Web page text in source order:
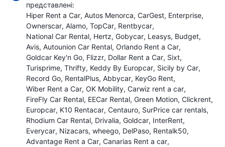
представлені:
Hiper Rent a Car Autos Menorca CarGest Enterprise
Ownerscar Alamo TopCar Rentbycar
National Car Rental Hertz Gobycar Leasys Budget
Avis Autounion Car Rental Orlando Rent a Car
Goldcar Key'n Go Flizzr Dollar Rent a Car Sixt
Turisprime Thrifty Keddy By Europcar Sicily by Car
Record Go RentalPlus Abbycar KeyGo Rent
Wiber Rent a Car OK Mobility Carwiz rent a car
FireFly Car Rental EECar Rental Green Motion Clickrent
Europcar K10 Rentacar Centauro SurPrice car rentals
Rhodium Car Rental Drivalia Goldcar InterRent
Everycar Nizacars wheego DelPaso Rentalk50
Advantage Rent a Car Canarias Rent a car